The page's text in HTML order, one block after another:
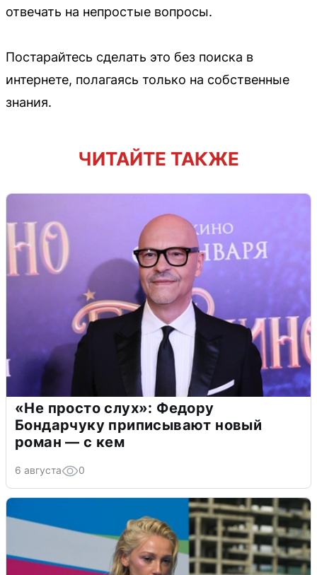
отвечать на непростые вопросы.
Постарайтесь сделать это без поиска в
интернете, полагаясь только на собственные
знания.
ЧИТАЙТЕ ТАКЖЕ
«Не просто слух»: Федору
Бондарчуку приписывают новый
роман — с кем
6 августа 0